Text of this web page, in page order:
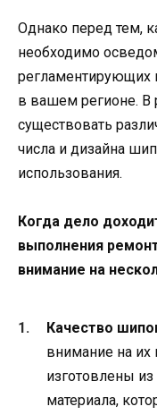
Однако перед тем,
необходимо
регламентирующих
в вашем регионе. В
существовать
числа и дизайна
использования.
Когда дело
выполнения
внимание на
Качество
внимание на
изготовлены
материала,